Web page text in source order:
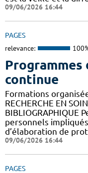
09/06/2026 16:44
PAGES
relevance:
continue
Formations
RECHERCHE EN
BIBLIOGRAPHIQUE
personnels
d’élaboration de prot
09/06/2026 16:44
PAGES